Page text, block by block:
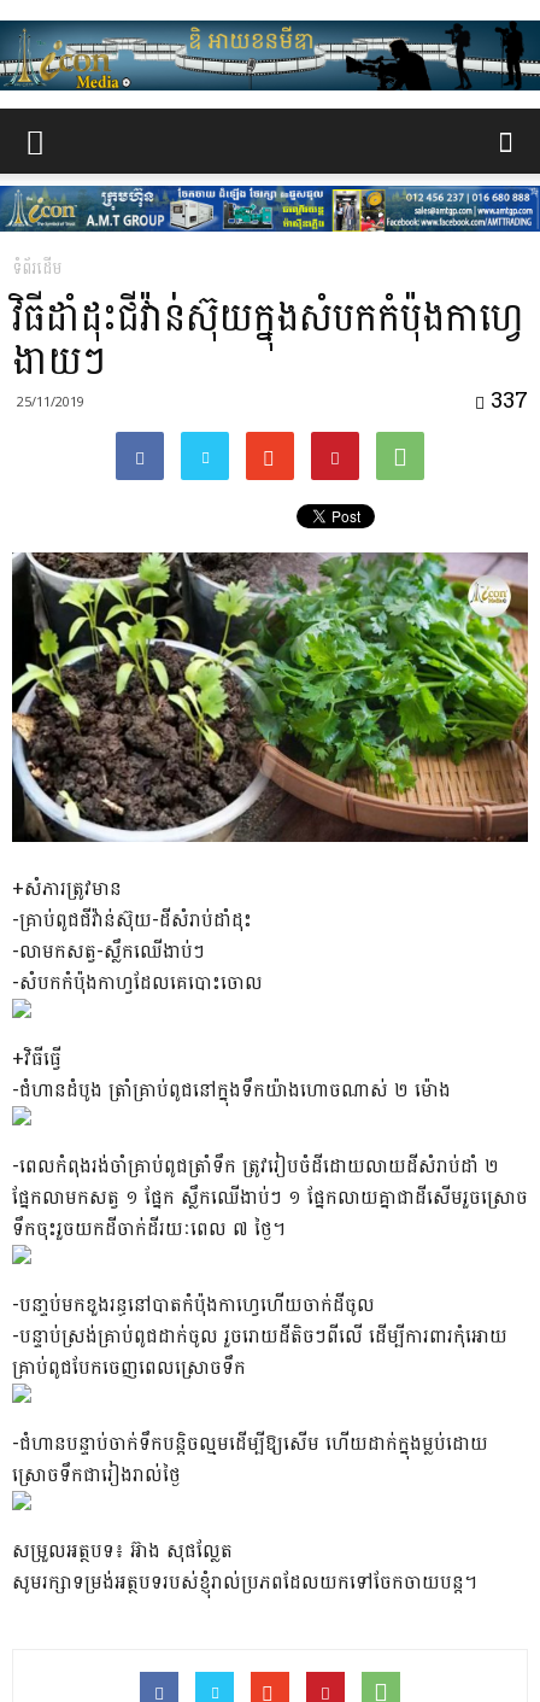
ទំព័រដើម
វិធីដាំដុះជីវ៉ាន់ស៊ុយក្នុងសំបកកំប៉ុងកាហ្វេ
ងាយៗ
25/11/2019 337
+សំភារត្រូវមាន
-គ្រាប់ពូជជីវ៉ាន់ស៊ុយ-ដីសំរាប់ដាំដុះ
-លាមកសត្វ-ស្លឹកឈើងាប់ៗ
-សំបកកំប៉ុងកាហ្វដែលគេបោះចោល
+វិធីធ្វើ
-ជំហានដំបូង ត្រាំគ្រាប់ពូជនៅក្នុងទឹកយ៉ាងហោចណាស់ ២ ម៉ោង
-ពេលកំពុងរង់ចាំគ្រាប់ពូជត្រាំទឹក ត្រូវរៀបចំដីដោយលាយដីសំរាប់ដាំ ២
ផ្នែកលាមកសត្វ ១ ផ្នែក ស្លឹកឈើងាប់ៗ ១ ផ្នែកលាយគ្នាជាដីសើមរួចស្រោច
ទឹកចុះរួចយកដីចាក់ដីរយៈពេល ៧ ថ្ងៃ។
-បនា្ទប់មកខួងរន្ធនៅបាតកំប៉ុងកាហ្វេហើយចាក់ដីចូល
-បន្ទាប់ស្រង់គ្រាប់ពូជដាក់ចូល រួចរោយដីតិចៗពីលើ ដើម្បីការពារកុំអោយ
គ្រាប់ពូជបែកចេញពេលស្រោចទឹក
-ជំហានបន្ទាប់ចាក់ទឹកបន្តិចល្មមដើម្បីឱ្យសើម ហើយដាក់ក្នុងម្លប់ដោយ
ស្រោចទឹកជារៀងរាល់ថ្ងៃ
សម្រួលអត្ថបទ៖ អ៊ាង សុផល្លែត
សូមរក្សាទម្រង់អត្ថបទរបស់ខ្ញុំរាល់ប្រភពដែលយកទៅចែកចាយបន្ត។